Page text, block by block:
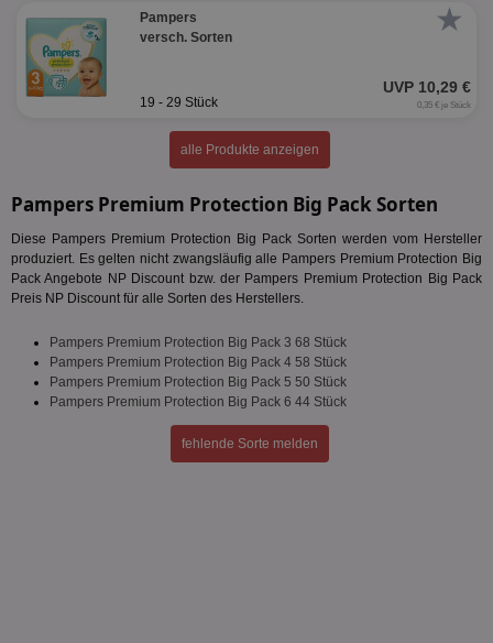
★
Pampers
versch. Sorten
UVP 10,29 €
19 - 29 Stück 0,35 € je Stück
alle Produkte anzeigen
Pampers Premium Protection Big Pack Sorten
Diese Pampers Premium Protection Big Pack Sorten werden vom Hersteller
produziert. Es gelten nicht zwangsläufig alle Pampers Premium Protection Big
Pack Angebote NP Discount bzw. der Pampers Premium Protection Big Pack
Preis NP Discount für alle Sorten des Herstellers.
Pampers Premium Protection Big Pack 3 68 Stück
Pampers Premium Protection Big Pack 4 58 Stück
Pampers Premium Protection Big Pack 5 50 Stück
Pampers Premium Protection Big Pack 6 44 Stück
fehlende Sorte melden